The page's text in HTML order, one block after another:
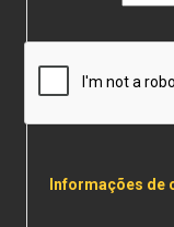
Informações de